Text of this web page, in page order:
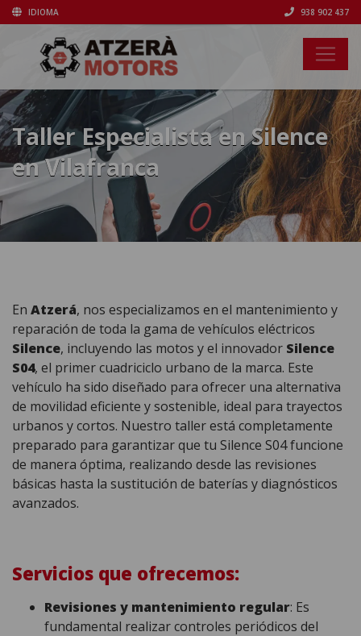
IDIOMA 938 902 437
Taller Especialista en Silence
en Vilafranca
En Atzerá, nos especializamos en el mantenimiento y
reparación de toda la gama de vehículos eléctricos
Silence, incluyendo las motos y el innovador Silence
S04, el primer cuadriciclo urbano de la marca. Este
vehículo ha sido diseñado para ofrecer una alternativa
de movilidad eficiente y sostenible, ideal para trayectos
urbanos y cortos. Nuestro taller está completamente
preparado para garantizar que tu Silence S04 funcione
de manera óptima, realizando desde las revisiones
básicas hasta la sustitución de baterías y diagnósticos
avanzados.
Servicios que ofrecemos:
Revisiones y mantenimiento regular: Es
fundamental realizar controles periódicos del